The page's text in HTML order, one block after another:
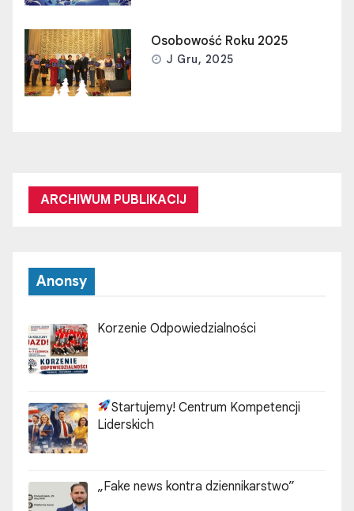
Osobowość Roku 2025
J Gru, 2025
ARCHIWUM PUBLIKACIJ
Anonsy
Korzenie Odpowiedzialności
Startujemy! Centrum Kompetencji
Liderskich
„Fake news kontra dziennikarstwo”